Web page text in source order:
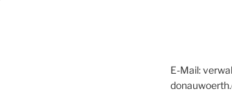
E-Mail: